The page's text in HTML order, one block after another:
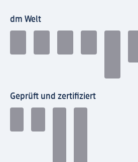
dm Welt
Geprüft und zertifiziert